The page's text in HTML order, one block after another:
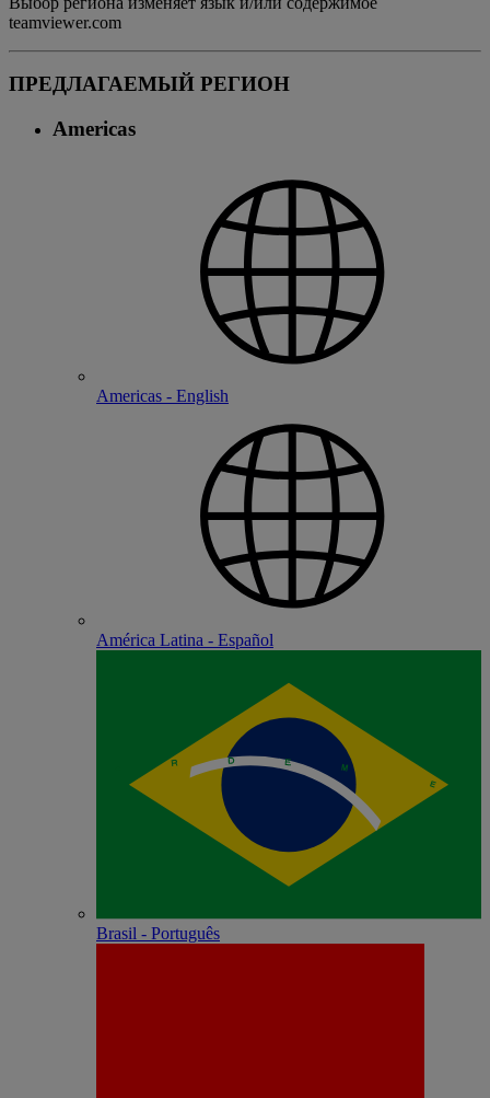
teamviewer.com
ПРЕДЛАГАЕМЫЙ РЕГИОН
Americas
Americas - English
América Latina - Español
Brasil - Português